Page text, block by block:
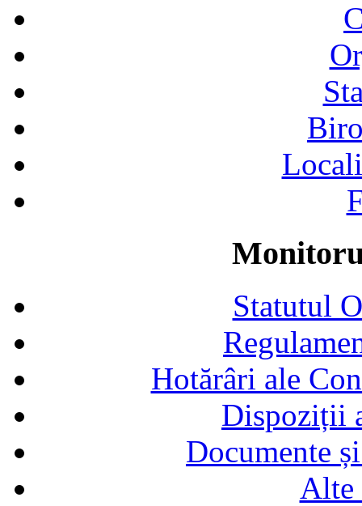
Statutul
Hotărâri ale
Dispoziții
Documente
Alte